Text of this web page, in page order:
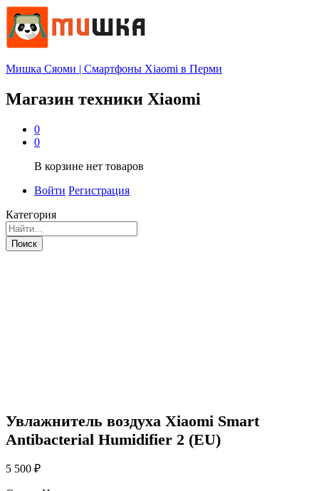
Мишка Сяоми | Смартфоны Xiaomi в Перми
Магазин техники Xiaomi
0
0
В корзине нет товаров
Войти Регистрация
Категория
Поиск
Увлажнитель воздуха Xiaomi Smart
Antibacterial Humidifier 2 (EU)
5 500 ₽